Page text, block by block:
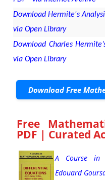
Download Hermite's
via Open Library
Download Charles
via Open Library
Download Free
Free
PDF | Curated
A Course in
Edouard